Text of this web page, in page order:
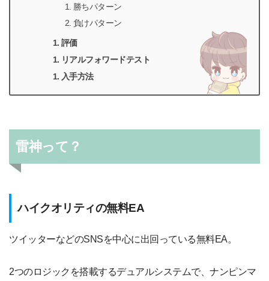
勝ちパターン
負けパターン
評価
リアルフォワードテスト
入手方法
雷神って？
ハイクオリティの無料EA
ツイッターなどのSNSを中心に出回っている無料EA。
2つのロジックを搭載するデュアルシステムで、ナンピンマ